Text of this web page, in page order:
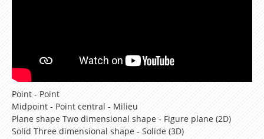
Leçon 2 Meeting a new friend
Lesson 4 – How old are you ?
Lesson 5 – My family
Point - Point
Midpoint - Point central - Milieu
Plane shape Two dimensional shape - Figure plane (2D)
Solid Three dimensional shape - Solide (3D)